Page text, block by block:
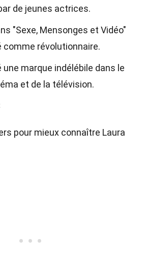
de jeunes actrices.
"Sexe, Mensonges et Vidéo"
comme révolutionnaire.
une marque indélébile dans le
et de la télévision.
pour mieux connaître Laura